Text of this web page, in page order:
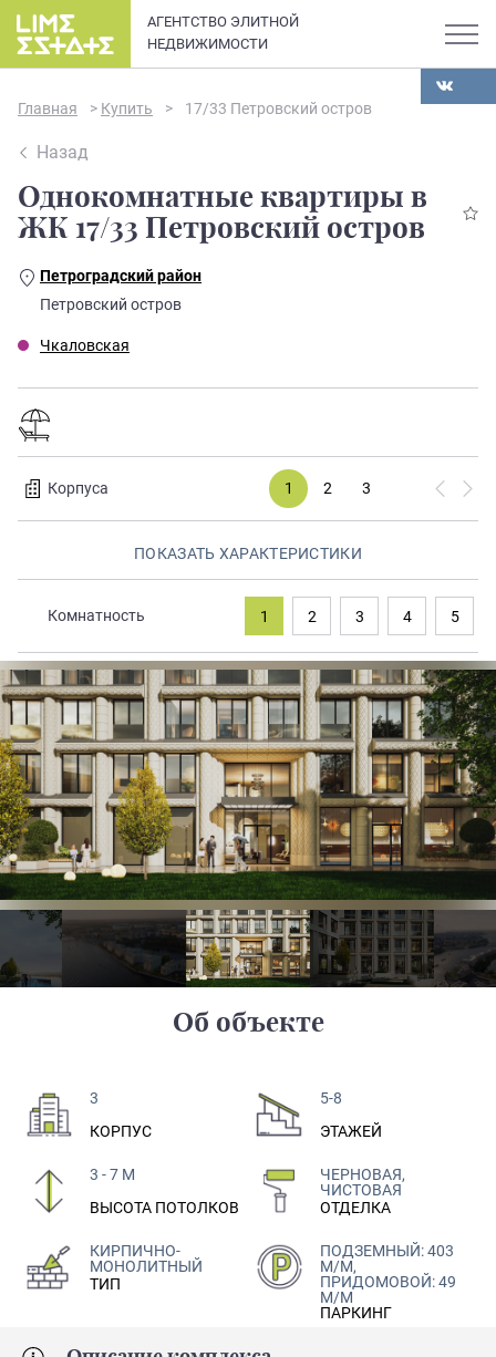
АГЕНТСТВО ЭЛИТНОЙ
НЕДВИЖИМОСТИ
О компании
Элитная недвижимость в
премиум-класса
Сдать
Закрытые продажи
Главная > Купить > 17/33 Петровский остров
Назад
Однокомнатные квартиры в
ЖК 17/33 Петровский остров
Петроградский район
Петровский остров
Чкаловская
Корпуса 1 2 3
ПОКАЗАТЬ ХАРАКТЕРИСТИКИ
Комнатность 1 2 3 4 5
Об объекте
3
КОРПУС
5-8
ЭТАЖЕЙ
3 - 7 М
ВЫСОТА ПОТОЛКОВ
ЧЕРНОВАЯ,
ЧИСТОВАЯ
ОТДЕЛКА
КИРПИЧНО-
МОНОЛИТНЫЙ
ТИП
ПОДЗЕМНЫЙ: 403
М/М,
ПРИДОМОВОЙ: 49
М/М
ПАРКИНГ